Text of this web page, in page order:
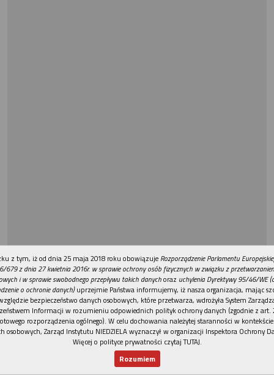
REKLAMA
z tym, iż od dnia 25 maja 2018 roku obowiązuje Rozporządzenie Parlamentu
679 z dnia 27 kwietnia 2016r. w sprawie ochrony osób fizycznych w związku z
i w sprawie swobodnego przepływu takich danychoraz uchylenia Dyrektywy 95/46/WE
o ochronie danych)uprzejmie Państwa informujemy, iż nasza organizacja, mając
bezpieczeństwo danych osobowych, które przetwarza, wdrożyła System
Informacji w rozumieniu odpowiednich polityk ochrony danych (zgodnie z art.
rozporządzenia ogólnego). W celu dochowania należytej staranności w
osobowych, Zarząd Instytutu NIEDZIELA wyznaczył w organizacji Inspektora Ochrony
Więcej o polityce prywatności czytaj TUTAJ.
Rozumiem